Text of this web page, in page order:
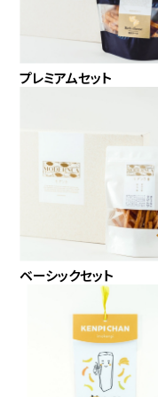
プレミアムセット
ベーシックセット